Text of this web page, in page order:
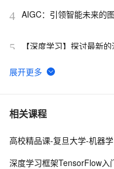
4 AIGC：引领智能未来的
5
【深度学习】探讨最新
6
【计算机视觉+CNN】
7 植物病害识别系统
网页界面
8 阿里云视觉智能开放平台
相关课程
高校精品课-复旦大学-机器
深度学习框架TensorFlow入